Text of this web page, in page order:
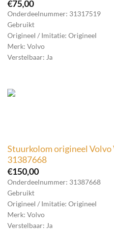
€75,00
Onderdeelnummer: 31317519
Gebruikt
Origineel / Imitatie: Origineel
Merk: Volvo
Verstelbaar: Ja
Stuurkolom origineel Volvo
31387668
€150,00
Onderdeelnummer: 31387668
Gebruikt
Origineel / Imitatie: Origineel
Merk: Volvo
Verstelbaar: Ja